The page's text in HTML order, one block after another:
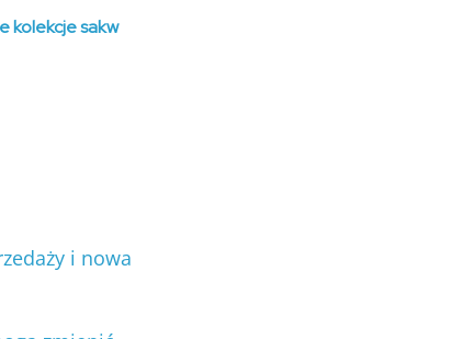
kolekcje sakw
i nowa